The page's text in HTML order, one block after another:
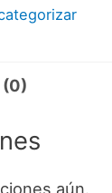
(0)
aún.